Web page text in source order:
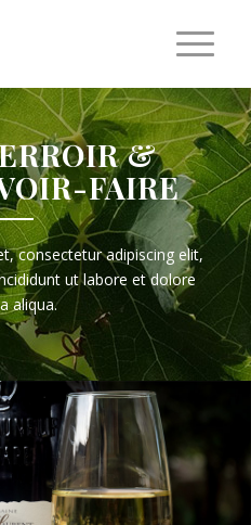
&
FAIRE
consectetur adipiscing elit,
ut labore et dolore
aliqua.